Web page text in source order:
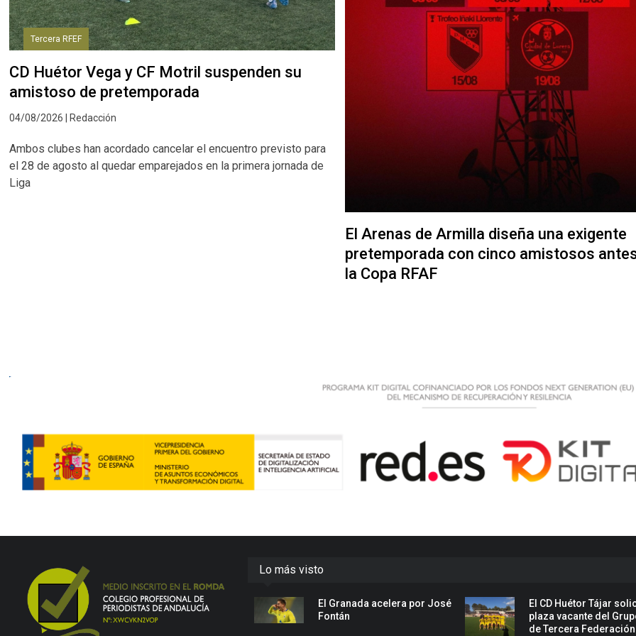
Tercera RFEF
CD Huétor Vega y CF Motril suspenden su
amistoso de pretemporada
04/08/2026 | Redacción
Ambos clubes han acordado cancelar el encuentro previsto para
el 28 de agosto al quedar emparejados en la primera jornada de
Liga
El Arenas de Armilla diseña una exigente
pretemporada con cinco amistosos
la Copa RFAF
Lo más visto
El Granada acelera por José
Fontán
El CD Huétor Tájar
plaza vacante del
de Tercera Federación